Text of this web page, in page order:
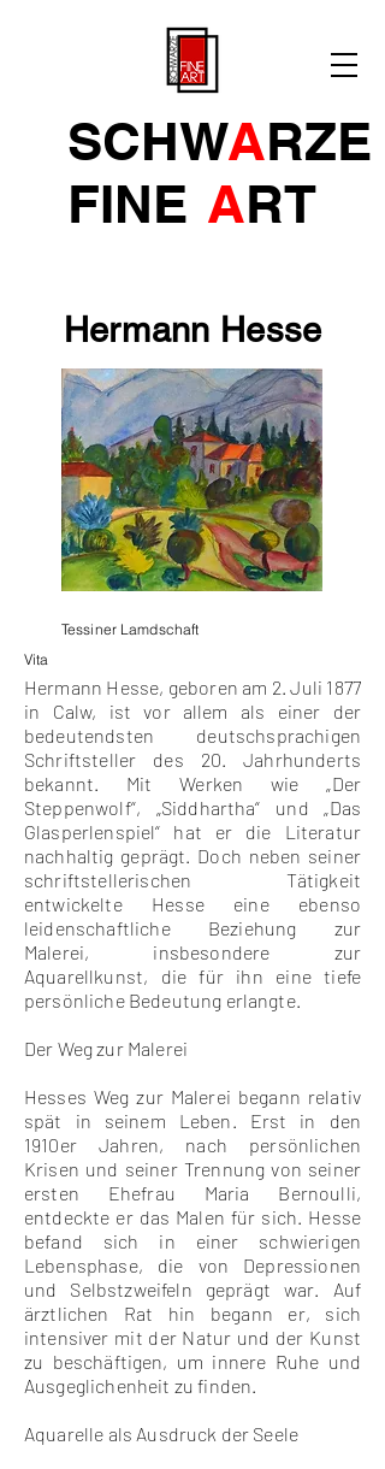
SCHWARZE
FINE ART
Hermann Hesse
Tessiner Lamdschaft
Vita
Hermann Hesse, geboren am 2. Juli 1877
in Calw, ist vor allem als einer der
bedeutendsten deutschsprachigen
Schriftsteller des 20. Jahrhunderts
bekannt. Mit Werken wie „Der
Steppenwolf“, „Siddhartha“ und „Das
Glasperlenspiel“ hat er die Literatur
nachhaltig geprägt. Doch neben seiner
schriftstellerischen Tätigkeit
entwickelte Hesse eine ebenso
leidenschaftliche Beziehung zur
Malerei, insbesondere zur
Aquarellkunst, die für ihn eine tiefe
persönliche Bedeutung erlangte.
Der Weg zur Malerei
Hesses Weg zur Malerei begann relativ
spät in seinem Leben. Erst in den
1910er Jahren, nach persönlichen
Krisen und seiner Trennung von seiner
ersten Ehefrau Maria Bernoulli,
entdeckte er das Malen für sich. Hesse
befand sich in einer schwierigen
Lebensphase, die von Depressionen
und Selbstzweifeln geprägt war. Auf
ärztlichen Rat hin begann er, sich
intensiver mit der Natur und der Kunst
zu beschäftigen, um innere Ruhe und
Ausgeglichenheit zu finden.
Aquarelle als Ausdruck der Seele